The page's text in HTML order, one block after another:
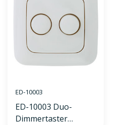
ED-10003
ED-10003 Duo-
Dimmertaster